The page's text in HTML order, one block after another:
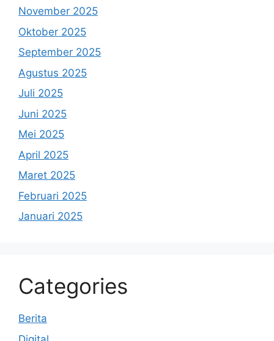
November 2025
Oktober 2025
September 2025
Agustus 2025
Juli 2025
Juni 2025
Mei 2025
April 2025
Maret 2025
Februari 2025
Januari 2025
Categories
Berita